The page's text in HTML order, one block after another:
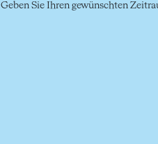
Geben Sie Ihren gewünschten